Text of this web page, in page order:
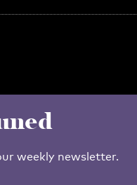
weekly newsletter.